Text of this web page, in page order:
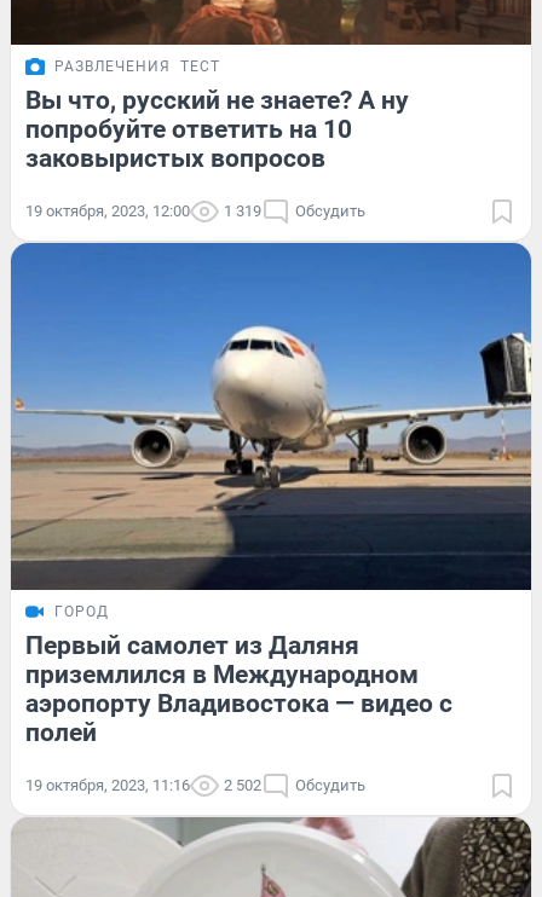
РАЗВЛЕЧЕНИЯ ТЕСТ
Вы что, русский не знаете? А ну
попробуйте ответить на 10
заковыристых вопросов
19 октября, 2023, 12:00 1 319 Обсудить
ГОРОД
Первый самолет из Даляня
приземлился в Международном
аэропорту Владивостока — видео с
полей
19 октября, 2023, 11:16 2 502 Обсудить